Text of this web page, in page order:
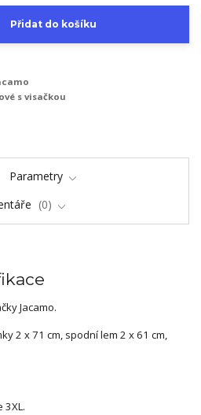
Přidat do košíku
s visačkou
Parametry
0
Jacamo.
2 x 71 cm, spodní lem 2 x 61 cm,